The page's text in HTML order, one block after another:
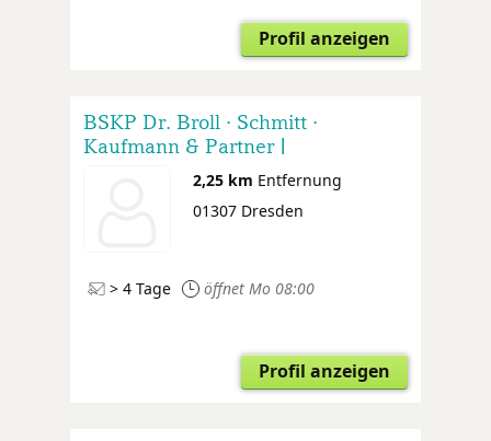
Profil anzeigen
BSKP Dr. Broll · Schmitt ·
Kaufmann & Partner |
Steuerberater · Wirtschaftsprüfer ·
Rechtsanwälte
2,25 km Entfernung
01307 Dresden
> 4 Tage öffnet Mo 08:00
Profil anzeigen